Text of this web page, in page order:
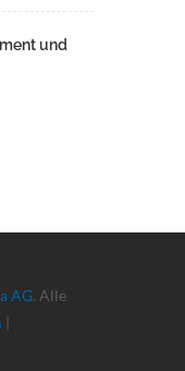
und
AG. Alle
|